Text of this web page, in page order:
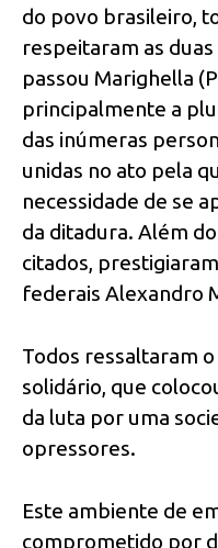
do povo brasileiro,
respeitaram as
passou Marighella
principalmente a
das inúmeras
unidas no ato pela
necessidade de se
da ditadura. Além
citados,
federais Alexandro
Todos ressaltaram
solidário, que
da luta por uma
opressores.
Este ambiente de
comprometido por